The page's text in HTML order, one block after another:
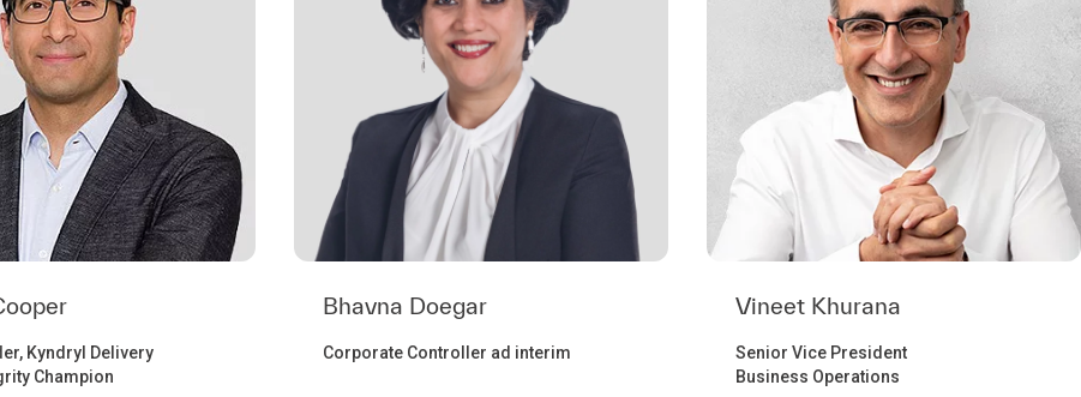
Kyndryl Delivery
Champion
Bhavna Doegar
Corporate Controller ad interim
Vineet Khurana
Senior Vice President
Business Operations